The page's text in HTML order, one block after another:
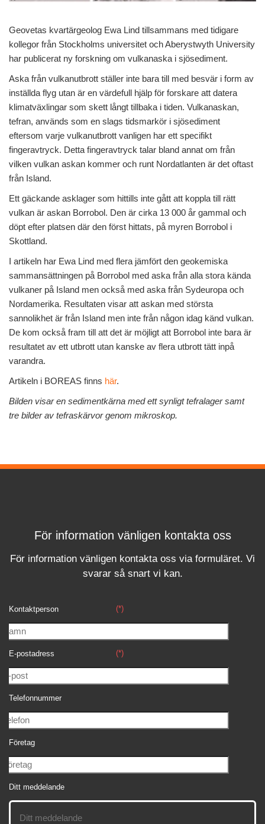
Geovetas kvartärgeolog Ewa Lind tillsammans med tidigare
kollegor från Stockholms universitet och Aberystwyth University
har publicerat ny forskning om vulkanaska i sjösediment.
Aska från vulkanutbrott ställer inte bara till med besvär i form av
inställda flyg utan är en värdefull hjälp för forskare att datera
klimatväxlingar som skett långt tillbaka i tiden. Vulkanaskan,
tefran, används som en slags tidsmarkör i sjösediment
eftersom varje vulkanutbrott vanligen har ett specifikt
fingeravtryck. Detta fingeravtryck talar bland annat om från
vilken vulkan askan kommer och runt Nordatlanten är det oftast
från Island.
Ett gäckande asklager som hittills inte gått att koppla till rätt
vulkan är askan Borrobol. Den är cirka 13 000 år gammal och
döpt efter platsen där den först hittats, på myren Borrobol i
Skottland.
I artikeln har Ewa Lind med flera jämfört den geokemiska
sammansättningen på Borrobol med aska från alla stora kända
vulkaner på Island men också med aska från Sydeuropa och
Nordamerika. Resultaten visar att askan med största
sannolikhet är från Island men inte från någon idag känd vulkan.
De kom också fram till att det är möjligt att Borrobol inte bara är
resultatet av ett utbrott utan kanske av flera utbrott tätt inpå
varandra.
Artikeln i BOREAS finns här.
Bilden visar en sedimentkärna med ett synligt tefralager samt
tre bilder av tefraskärvor genom mikroskop.
För information vänligen kontakta oss
För information vänligen kontakta oss via formuläret. Vi
svararså snart vi kan.
Kontaktperson (*)
E-postadress (*)
Telefonnummer
Företag
Ditt meddelande